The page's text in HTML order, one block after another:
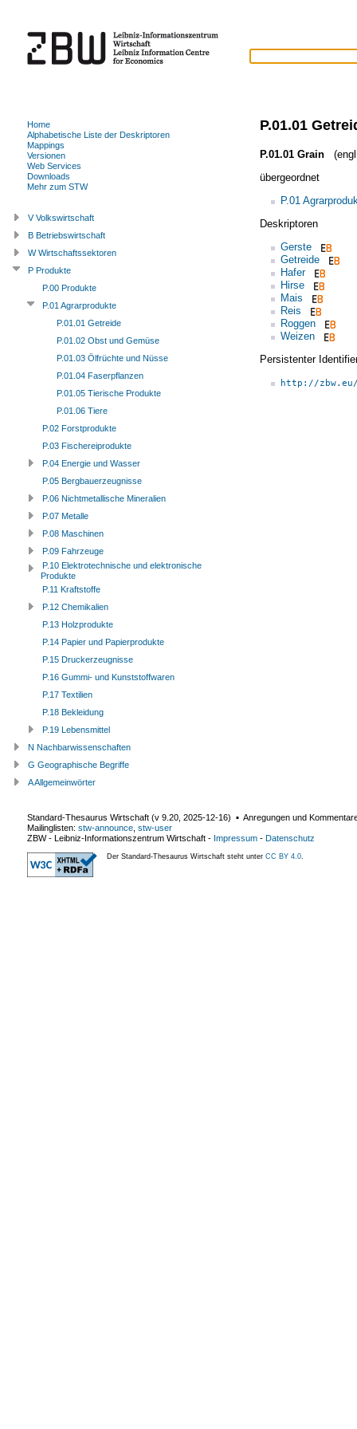
P.01.01
P.01.01 Grain
übergeordnet
P.01
Deskriptoren
Gerste
Getreide
Hafer
Hirse
Mais
Reis
Roggen
Weizen
Persistenter
http://
Home
Alphabetische Liste der Deskriptoren
Mappings
Versionen
Web Services
Downloads
Mehr zum STW
V Volkswirtschaft
B Betriebswirtschaft
W Wirtschaftssektoren
P Produkte
P.00 Produkte
P.01 Agrarprodukte
P.01.01 Getreide
P.01.02 Obst und Gemüse
P.01.03 Ölfrüchte und Nüsse
P.01.04 Faserpflanzen
P.01.05 Tierische Produkte
P.01.06 Tiere
P.02 Forstprodukte
P.03 Fischereiprodukte
P.04 Energie und Wasser
P.05 Bergbauerzeugnisse
P.06 Nichtmetallische Mineralien
P.07 Metalle
P.08 Maschinen
P.09 Fahrzeuge
P.10 Elektrotechnische und elektronische
Produkte
P.11 Kraftstoffe
P.12 Chemikalien
P.13 Holzprodukte
P.14 Papier und Papierprodukte
P.15 Druckerzeugnisse
P.16 Gummi- und Kunststoffwaren
P.17 Textilien
P.18 Bekleidung
P.19 Lebensmittel
N Nachbarwissenschaften
G Geographische Begriffe
A Allgemeinwörter
Standard-Thesaurus Wirtschaft (v 9.20 2025-12-16) ▪ Anregungen und
Mailinglisten: stw-announce stw-user
ZBW - Leibniz-Informationszentrum Wirtschaft - Impressum - Datenschutz
Der Standard-Thesaurus Wirtschaft steht unter CC BY 4.0